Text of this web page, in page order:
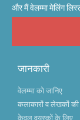
और मैं वेलम्मा मेलिंग
जानकारी
वेलम्मा को जानिए
कलाकारों व लेखकों की
केवल वयस्कों के लिए